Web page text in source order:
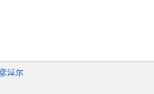
淖尔